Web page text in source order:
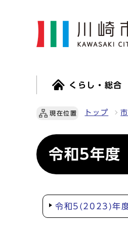
くらし・総合
現在位置 トップ
令和5年度
令和5(2023)年度